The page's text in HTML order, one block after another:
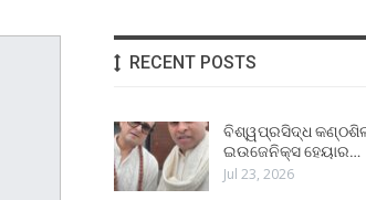
RECENT POSTS
ବିଶ୍ୱପ୍ରସିଦ୍ଧ
ଇଉଜେନିକ୍ସ ହେୟାର…
Jul 23, 2026